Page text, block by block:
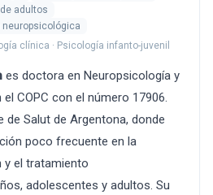
adultos
neuropsicológica
clínica · Psicología infanto-juvenil
es doctora en Neuropsicología y
COPC con el número 17906.
de Salut de Argentona, donde
poco frecuente en la
y el tratamiento
adolescentes y adultos. Su